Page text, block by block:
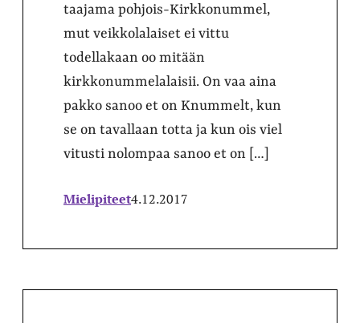
taajama pohjois-Kirkkonummel,
mut veikkolalaiset ei vittu
todellakaan oo mitään
kirkkonummelalaisii. On vaa aina
pakko sanoo et on Knummelt, kun
se on tavallaan totta ja kun ois viel
vitusti nolompaa sanoo et on […]
Mielipiteet4.12.2017